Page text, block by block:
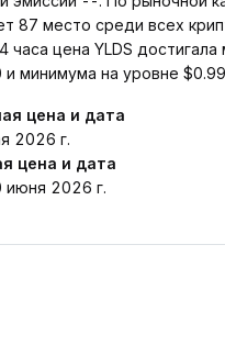
87 место среди всех
часа цена YLDS достигала
и минимума на уровне
цена и дата
2026 г.
цена и дата
июня 2026 г.